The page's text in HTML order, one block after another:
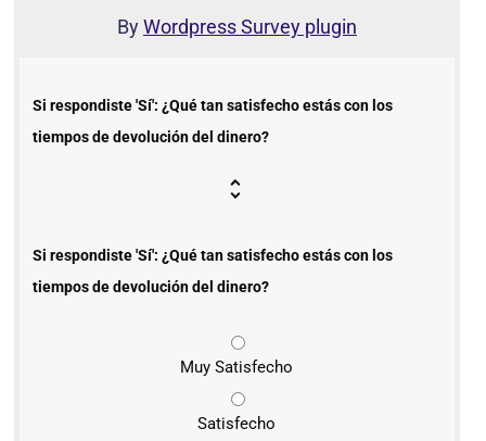
ByWordpress Survey plugin
Si respondiste 'Sí': ¿Qué tan satisfecho estás con los
tiempos de devolución del dinero?
Si respondiste 'Sí': ¿Qué tan satisfecho estás con los
tiempos de devolución del dinero?
Muy Satisfecho
Satisfecho